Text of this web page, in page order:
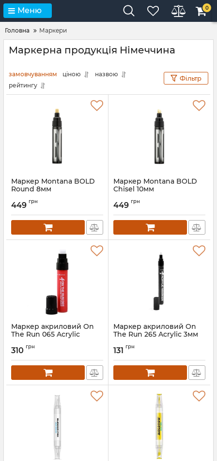
Меню 0
Головна Маркери
Маркерна продукція Німеччина
замовчуванням ціною
назвою
рейтингу
Фільтр
Маркер Montana BOLD
Round 8мм
449 грн
Маркер Montana BOLD
Chisel 10мм
449 грн
Маркер акриловий On
The Run 065 Acrylic
310 грн
Маркер акриловий On
The Run 265 Acrylic 3мм
131 грн